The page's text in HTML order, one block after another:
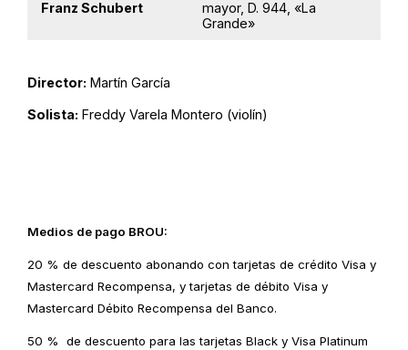
Franz Schubert
mayor, D. 944, «La
Grande»
Director: Martín García
Solista: Freddy Varela Montero (violín)
Medios de pago BROU:
20 % de descuento abonando con tarjetas de crédito Visa y
Mastercard Recompensa, y tarjetas de débito Visa y
Mastercard Débito Recompensa del Banco.
50 % de descuento para las tarjetas Black y Visa Platinum